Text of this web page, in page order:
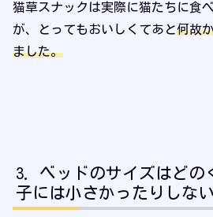
猫草スナックは実際に猫たちに食
が、とってもおいしくてあと何故
ました。
ベッドのサイズはどの
子には小さかったりしな